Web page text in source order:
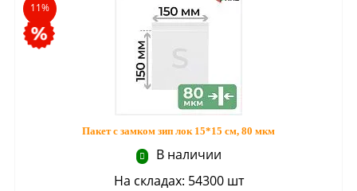
11%
Пакет с замком зип лок 15*15 см, 80 мкм
В наличии
На складах: 54300 шт